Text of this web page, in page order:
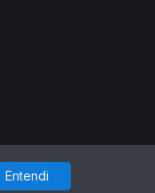
Entendi